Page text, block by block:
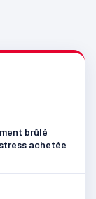
brûlé
achetée